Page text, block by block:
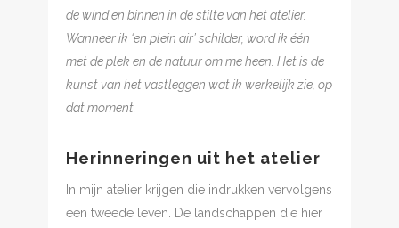
de wind en binnen in de stilte van het atelier.
Wanneer ik ‘en plein air’ schilder, word ik één
met de plek en de natuur om me heen. Het is de
kunst van het vastleggen wat ik werkelijk zie, op
dat moment.
Herinneringen uit het atelier
In mijn atelier krijgen die indrukken vervolgens
een tweede leven. De landschappen die hier